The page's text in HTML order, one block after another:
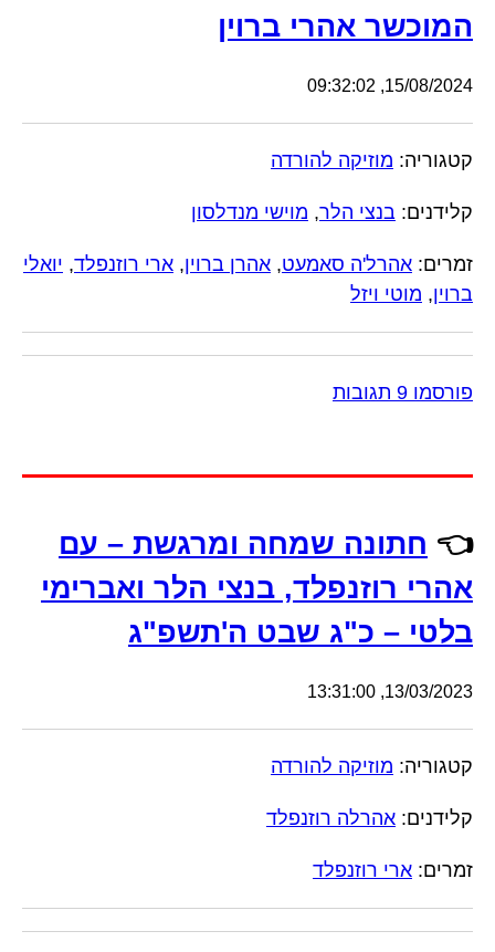
המוכשר אהרי ברוין
15/08/2024, 09:32:02
קטגוריה: מוזיקה להורדה
קלידנים: בנצי הלר, מוישי מנדלסון
זמרים: אהרל'ה סאמעט, אהרן ברוין, ארי רוזנפלד, יואלי
ברוין, מוטי ויזל
פורסמו 9 תגובות
👈 חתונה שמחה ומרגשת – עם
אהרי רוזנפלד, בנצי הלר ואברימי
בלטי – כ"ג שבט ה'תשפ"ג
13/03/2023, 13:31:00
קטגוריה: מוזיקה להורדה
קלידנים: אהרלה רוזנפלד
זמרים: ארי רוזנפלד